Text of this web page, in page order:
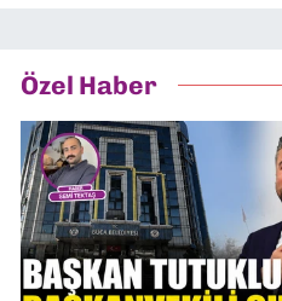
Özel Haber